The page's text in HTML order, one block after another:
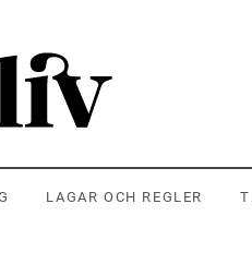
LAGAR OCH REGLER